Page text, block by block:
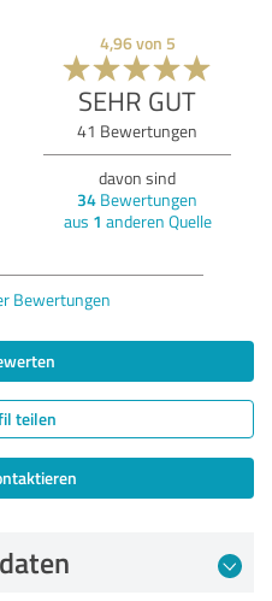
4,96von 5
SEHR GUT
41 Bewertungen
davon sind
34 Bewertungen
aus 1 anderen Quelle
Bewertungen
teilen